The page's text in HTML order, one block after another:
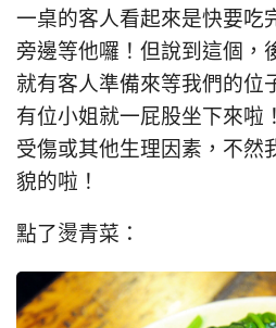
一桌的客人看起來是快要吃
旁邊等他囉！但說到這個，
就有客人準備來等我們的位
有位小姐就一屁股坐下來啦
受傷或其他生理因素，不然
貌的啦！
點了燙青菜：